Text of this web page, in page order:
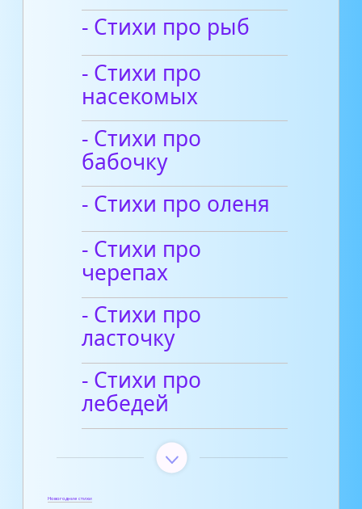
- Стихи про рыб
- Стихи про
насекомых
- Стихи про
бабочку
- Стихи про оленя
- Стихи про
черепах
- Стихи про
ласточку
- Стихи про
лебедей
Новогодние стихи